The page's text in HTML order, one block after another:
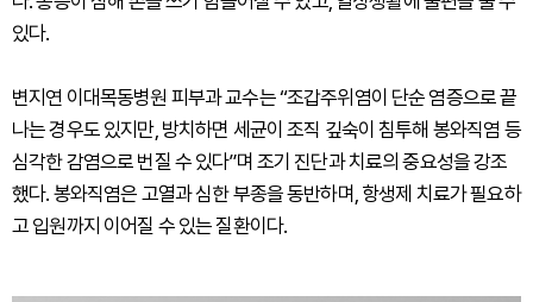
있다.
변지연 이대목동병원 피부과 교수는 “조갑주위염이 단순 염증으로 끝
나는 경우도 있지만, 방치하면 세균이 조직 깊숙이 침투해 봉와직염 등
심각한 감염으로 번질 수 있다”며 조기 진단과 치료의 중요성을 강조
했다. 봉와직염은 고열과 심한 부종을 동반하며, 항생제 치료가 필요하
고 입원까지 이어질 수 있는 질환이다.